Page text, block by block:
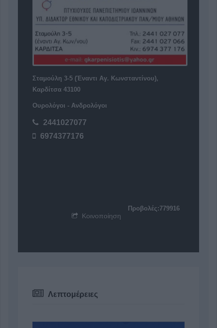
Σταμούλη 3-5 (Έναντι Αγ. Κωνσταντίνου),
Καρδίτσα 43100
Ουρολόγοι - Ανδρολόγοι
2441027077
6974377176
Προβολές:779916
Κοινοποίηση
Λεπτομέρειες